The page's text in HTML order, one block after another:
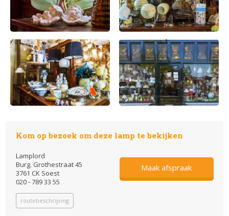
Kom op bezoek om deze lamp te bekijken
Lamplord
Burg. Grothestraat 45
3761 CK Soest
020 - 789 33 55
routebeschrijving
Maak afspraak